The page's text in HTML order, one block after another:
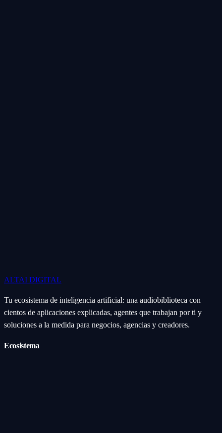
ALTAI DIGITAL
Tu ecosistema de inteligencia artificial: una audiobiblioteca con
cientos de aplicaciones explicadas, agentes que trabajan por ti y
soluciones a la medida para negocios, agencias y creadores.
Ecosistema